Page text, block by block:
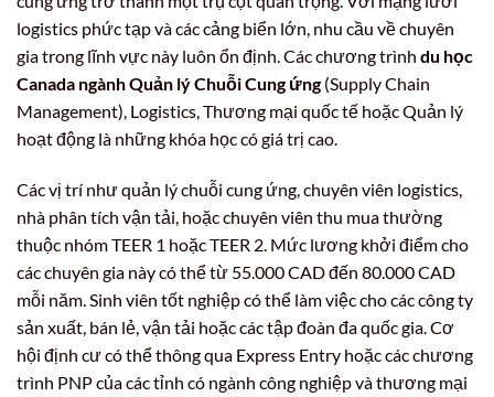
logistics phức tạp và các cảng biển lớn, nhu cầu về chuyên
gia trong lĩnh vực này luôn ổn định. Các chương trình du học
Canada ngành Quản lý Chuỗi Cung ứng(Supply Chain
Management), Logistics, Thương mại quốc tế hoặc Quản lý
hoạt động là những khóa học có giá trị cao.
Các vị trí như quản lý chuỗi cung ứng, chuyên viên logistics,
nhà phân tích vận tải, hoặc chuyên viên thu mua thường
thuộc nhóm TEER 1 hoặc TEER 2. Mức lương khởi điểm cho
các chuyên gia này có thể từ 55.000 CAD đến 80.000 CAD
mỗi năm. Sinh viên tốt nghiệp có thể làm việc cho các công ty
sản xuất, bán lẻ, vận tải hoặc các tập đoàn đa quốc gia. Cơ
hội định cư có thể thông qua Express Entry hoặc các chương
trình PNP của các tỉnh có ngành công nghiệp và thương mại